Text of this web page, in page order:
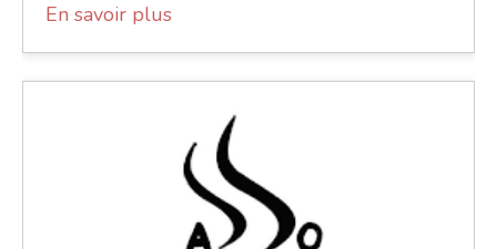
En savoir plus